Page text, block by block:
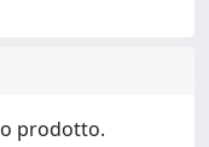
prodotto.